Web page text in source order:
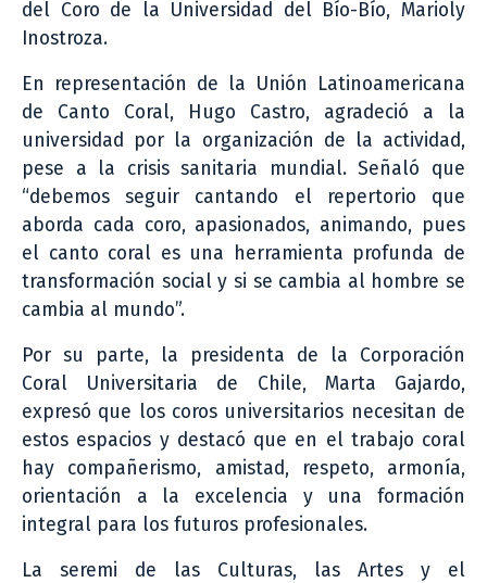
del Coro de la Universidad del Bío-Bío, Marioly
Inostroza.
En representación de la Unión Latinoamericana
de Canto Coral, Hugo Castro, agradeció a la
universidad por la organización de la actividad,
pese a la crisis sanitaria mundial. Señaló que
“debemos seguir cantando el repertorio que
aborda cada coro, apasionados, animando, pues
el canto coral es una herramienta profunda de
transformación social y si se cambia al hombre se
cambia al mundo”.
Por su parte, la presidenta de la Corporación
Coral Universitaria de Chile, Marta Gajardo,
expresó que los coros universitarios necesitan de
estos espacios y destacó que en el trabajo coral
hay compañerismo, amistad, respeto, armonía,
orientación a la excelencia y una formación
integral para los futuros profesionales.
La seremi de las Culturas, las Artes y el